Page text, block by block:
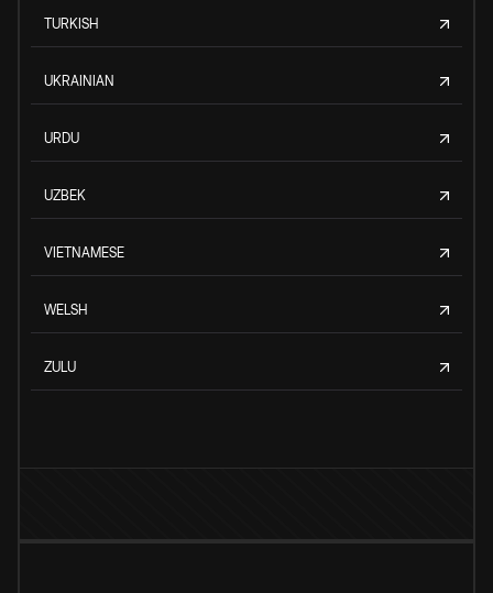
TURKISH
UKRAINIAN
URDU
UZBEK
VIETNAMESE
WELSH
ZULU